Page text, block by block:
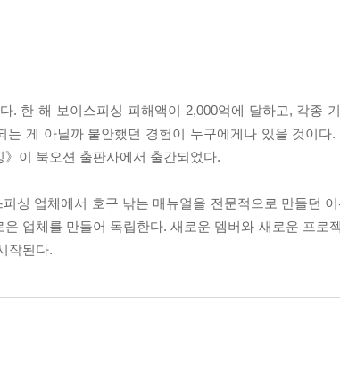
. 한 해 보이스피싱 피해액이 2,000억에 달하고, 각종
는 게 아닐까 불안했던 경험이 누구에게나 있을 것이
이 북오션 출판사에서 출간되었다.
피싱 업체에서 호구 낚는 매뉴얼을 전문적으로 만들던
업체를 만들어 독립한다. 새로운 멤버와 새로운 프로
작된다.